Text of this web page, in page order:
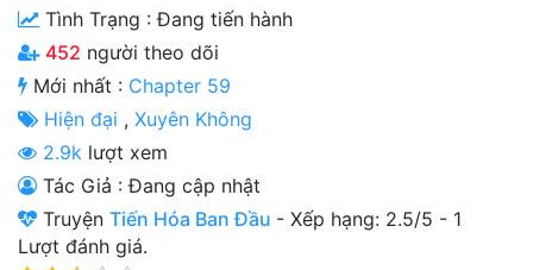
Kinh Dị
Lịch Sử
Mạt Thế
Ngôn Tình
Thanh xuân - Vườn trường
Truyện AI
Tình Trạng :Đang tiến hành
452 người theo dõi
Mới nhất : Chapter 59
Hiện đại , Xuyên Không
2.9k lượt xem
Tác Giả : Đang cập nhật
Truyện Tiến Hóa Ban Đầu - Xếp hạng: 2.5/5 - 1
Lượt đánh giá.